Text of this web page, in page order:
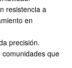
resistencia a
en
precisión.
que